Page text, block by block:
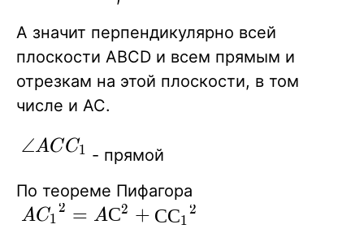
А значит перпендикулярно всей
плоскости АВСD и всем прямым и
отрезкам на этой плоскости, в том
числе и АС.
\angle
∠ACC1 - прямой
По теореме Пифагора
{AC_1}^2=AС^2+
AC1
2 = AС2 + СС1
2